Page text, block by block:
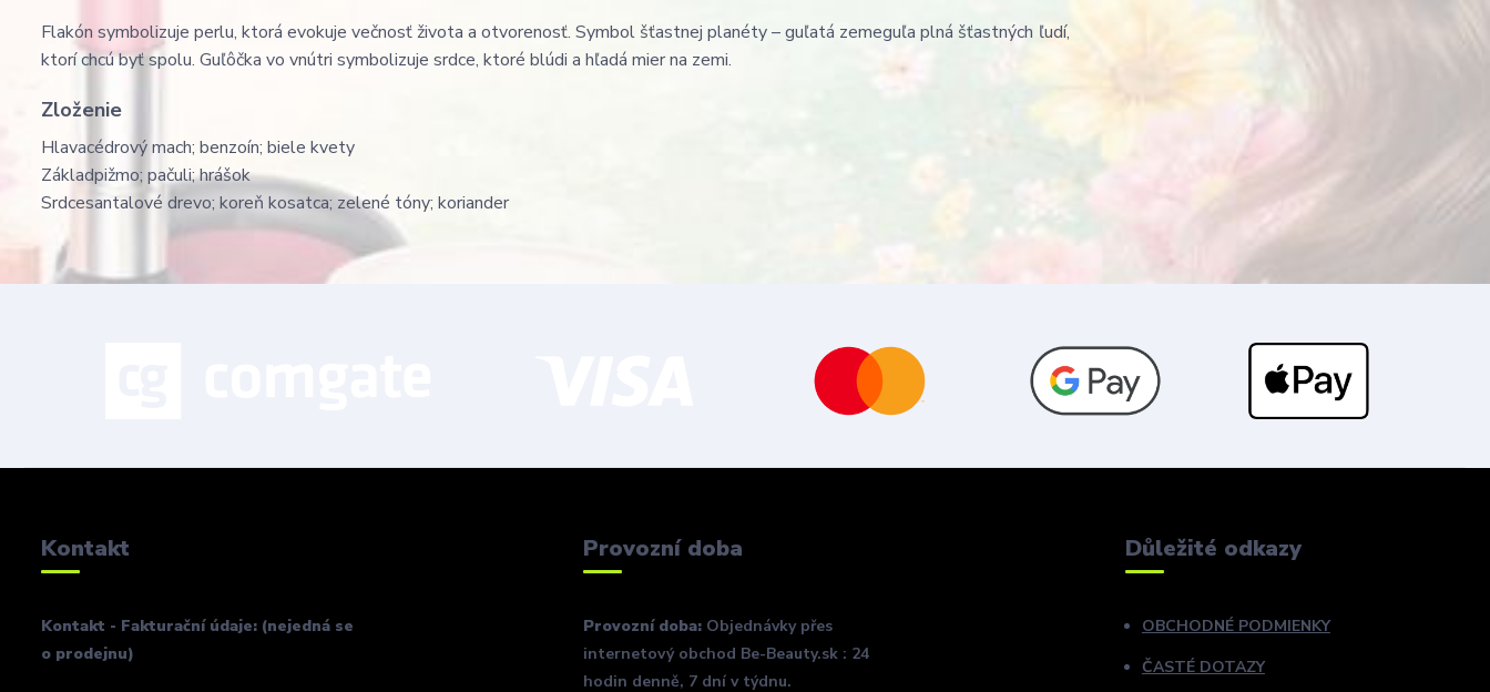
Flakón symbolizuje perlu, ktorá evokuje večnosť života a otvorenosť. Symbol šťastnej planéty – guľatá zemeguľa plná šťastných ľudí,
ktorí chcú byť spolu. Guľôčka vo vnútri symbolizuje srdce, ktoré blúdi a hľadá mier na zemi.
Zloženie
Hlavacédrový mach; benzoín; biele kvety
Základpižmo; pačuli; hrášok
Srdcesantalové drevo; koreň kosatca; zelené tóny; koriander
Kontakt
Kontakt - Fakturační údaje: (nejedná se
o prodejnu)
Provozní doba
Provozní doba: Objednávky přes
internetový obchod Be-Beauty.sk : 24
hodin denně, 7 dní v týdnu.
Důležité odkazy
OBCHODNÉ PODMIENKY
ČASTÉ DOTAZY